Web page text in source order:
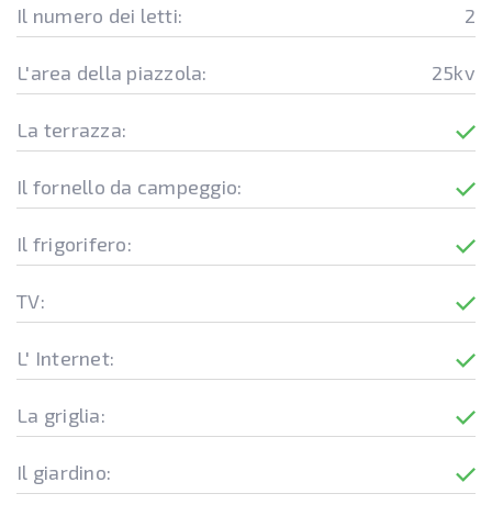
Il numero dei letti: 2
L'area della piazzola: 25kv
La terrazza:
Il fornello da campeggio:
Il frigorifero:
TV:
L' Internet:
La griglia:
Il giardino: